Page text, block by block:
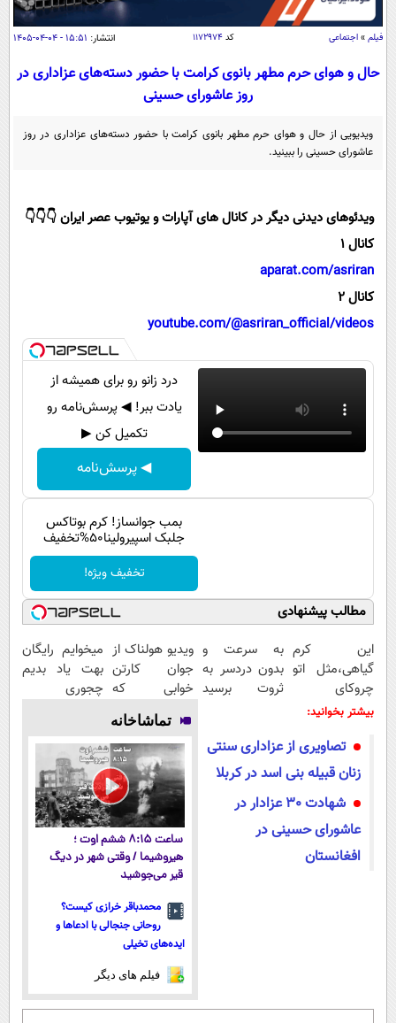
اقتصاد
اقتصادی
خودرو
جامعه
اجتماعی
حوادث
محیط زیست
ورزشی
بین الملل
فناوری و It
قرآن
سیاست
حوادث
محیط زیست
فرهنگی
اجتماعی
حیات وحش
داستان کوتاه
روانشناسی
دانلود
فیلم » اجتماعی کد ۱۱۷۲۹۷۴ انتشار: ۱۵:۵۱ - ۰۴-۰۴-۱۴۰۵
حال و هوای حرم مطهر بانوی کرامت با حضور دسته‌های عزاداری در
روز عاشورای حسینی
ویدیویی از حال و هوای حرم مطهر بانوی کرامت با حضور دسته‌های عزاداری در روز
عاشورای حسینی را ببینید.
ویدئوهای دیدنی دیگر در کانال های آپارات و یوتیوب عصر ایران 👇👇👇
کانال 1
aparat.com/asriran
کانال 2
youtube.com/@asriran_official/videos
درد زانو رو برای همیشه از
یادت ببر! ◀ پرسش‌نامه رو
تکمیل کن ▶
◀ پرسش‌نامه
بمب جوانساز! کرم بوتاکس
جلبک اسپیرولینا50%تخفیف
تخفیف ویژه!
مطالب پیشنهادی
این کرم
گیاهی،مثل اتو
چروکای
پوستتوصاف
به سرعت و
بدون دردسر به
ثروت برسید
پولسازی)
ویدیو هولناک از
جوان کارتن
خوابی که
میلیاردر شد.
آموزش رایگان
میخوایم رایگان
بهت یاد بدیم
چجوری
مجانیه
بیشتر بخوانید:
تصاویری از عزاداری سنتی
زنان قبیله بنی اسد در کربلا
شهادت 30 عزادار در
عاشورای حسینی در
افغانستان
تماشاخانه
ساعت ۸:۱۵ ششم اوت ؛
هیروشیما / وقتی شهر در دیگ
قیر می‌جوشید
محمدباقر خرازی کیست؟
روحانی جنجالی با ادعاها و
ایده‌های تخیلی
فیلم های دیگر